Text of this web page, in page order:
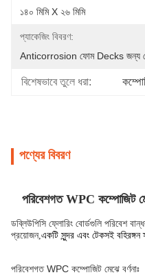
১৪০ মিমি X ২৬ মিমি
প্যাকেজিং বিবরণ:
Anticorrosion ফোম Decks জন্য
বিশেষভাবে তুলে ধরা:
পণ্যের বিবরণ
পরিবেশগত WPC কম্পোজিট
ডব্লিউপিসি ফ্লোরিং বোর্ডগুলি পরিবেশ
প্রয়োজন,একটি সুন্দর এবং টেকসই
পরিবেশগত WPC কম্পোজিট মেঝে বর্ণনাঃ